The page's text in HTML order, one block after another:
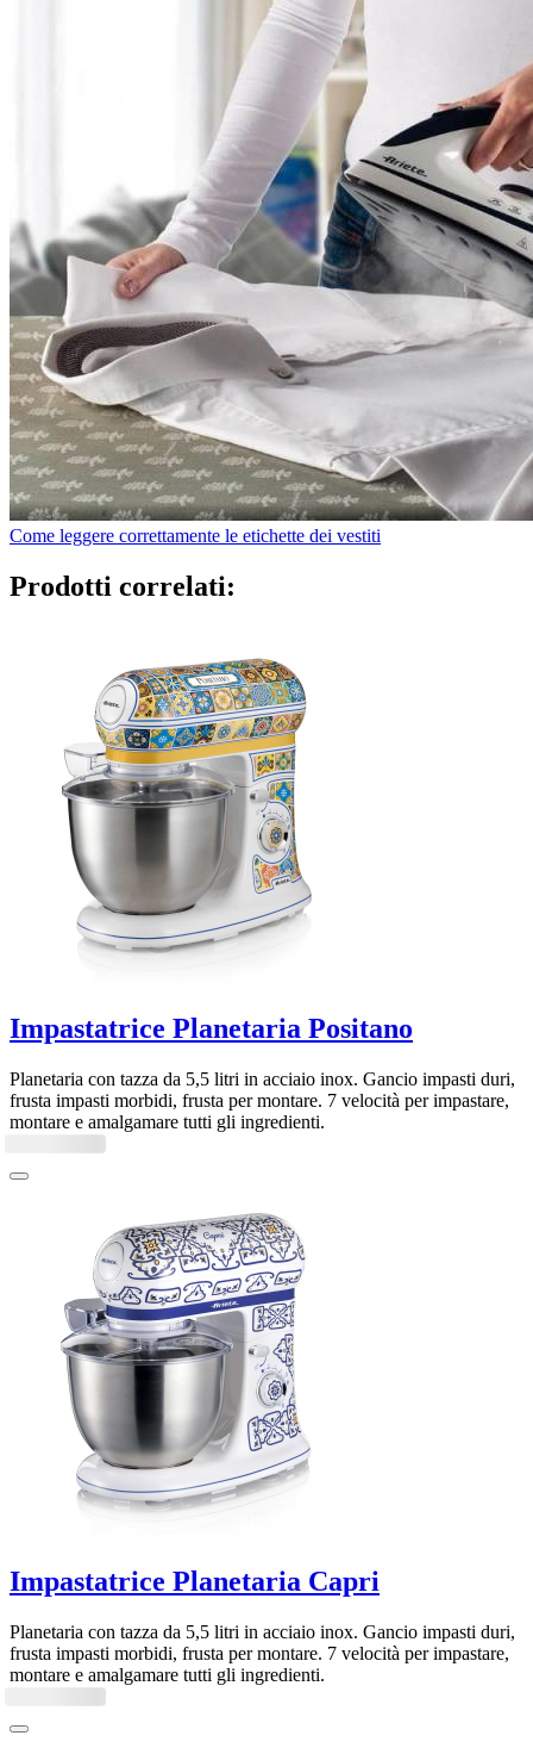
Come leggere correttamente le etichette dei vestiti
Prodotti correlati:
Impastatrice Planetaria Positano
Planetaria con tazza da 5,5 litri in acciaio inox. Gancio impasti duri,
frusta impasti morbidi, frusta per montare. 7 velocità per impastare,
montare e amalgamare tutti gli ingredienti.
Impastatrice Planetaria Capri
Planetaria con tazza da 5,5 litri in acciaio inox. Gancio impasti duri,
frusta impasti morbidi, frusta per montare. 7 velocità per impastare,
montare e amalgamare tutti gli ingredienti.